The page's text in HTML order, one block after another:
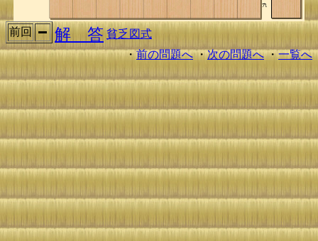
前回 解 答 貧乏図式
・前の問題へ・次の問題へ・一覧へ